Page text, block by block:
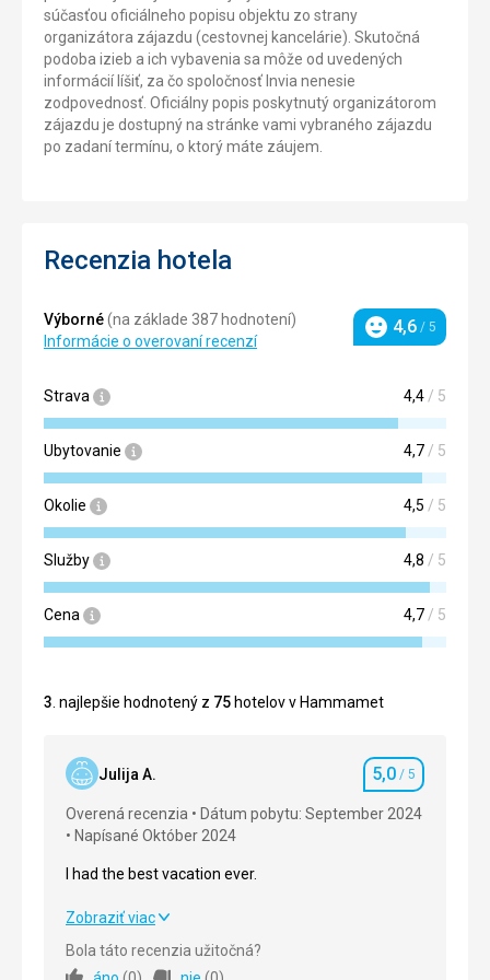
súčasťou oficiálneho popisu objektu zo strany
organizátora zájazdu (cestovnej kancelárie). Skutočná
podoba izieb a ich vybavenia sa môže od uvedených
informácií líšiť, za čo spoločnosť Invia nenesie
zodpovednosť. Oficiálny popis poskytnutý organizátorom
zájazdu je dostupný na stránke vami vybraného zájazdu
po zadaní termínu, o ktorý máte záujem.
Recenzia hotela
Výborné(na základe 387 hodnotení)
Informácie o overovaní recenzí
Hodnotenie
4,6 / 5
Strava 4,4 / 5
Ubytovanie 4,7 / 5
Okolie 4,5 / 5
Služby 4,8 / 5
Cena 4,7 / 5
3 . najlepšie hodnotený z 75 hotelov v Hammamet
Julija A. Hodnotenie
5,0 / 5
Overená recenzia
Dátum pobytu: September 2024
Napísané Október 2024
I had the best vacation ever.
I had the best vacation ever.
Strava
Zobraziť viac
Bola táto recenzia užitočná?